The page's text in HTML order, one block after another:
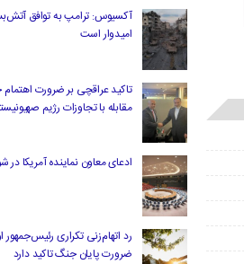
امیدوار است
تاکید عراقچی بر ضرورت
مقابله با تجاوزات رژیم
ادعای معاون نماینده آمریکا در
رد اتهام‌زنی تکراری رئیس‌جمهور
ضرورت پایان جنگ تاکید دارد